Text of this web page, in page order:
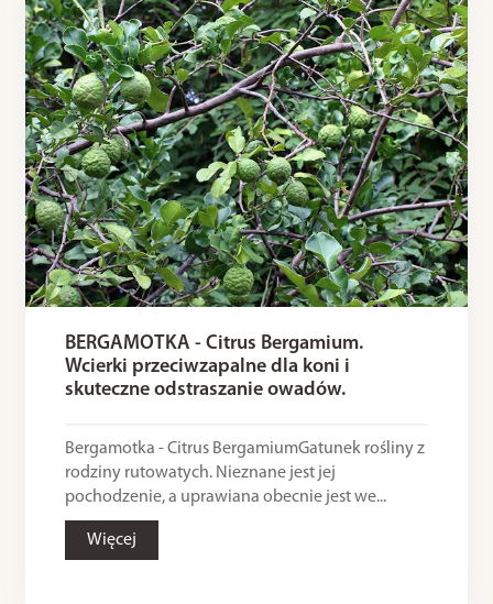
BERGAMOTKA - Citrus Bergamium.
Wcierki przeciwzapalne dla koni i
skuteczne odstraszanie owadów.
Bergamotka - Citrus BergamiumGatunek rośliny z
rodziny rutowatych. Nieznane jest jej
pochodzenie, a uprawiana obecnie jest we...
Więcej